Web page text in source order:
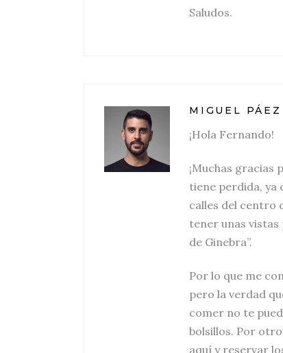
Saludos.
MIGUEL PÁEZ
¡Hola Fernando!
¡Muchas gracias
tiene perdida, ya
calles del centro
tener unas vistas
de Ginebra”.
Por lo que me
pero la verdad
comer no te
bolsillos. Por
aquí y reservar